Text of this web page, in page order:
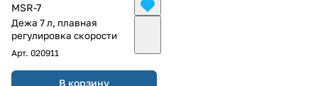
MSR-7
Дежа 7 л, плавная
регулировка скорости
Арт. 020911
В корзину